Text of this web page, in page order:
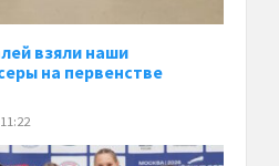
взяли наши
на первенстве